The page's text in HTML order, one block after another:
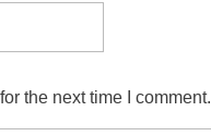
the next time I comment.